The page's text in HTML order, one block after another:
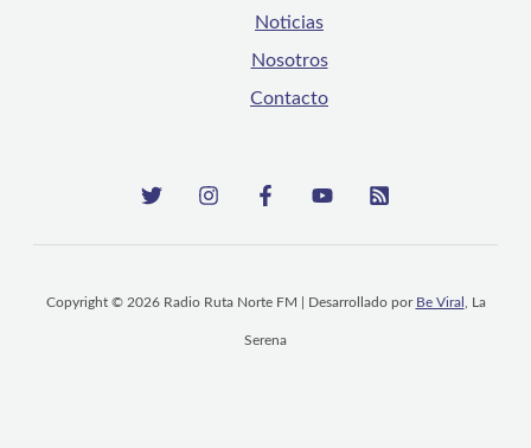
Noticias
Nosotros
Contacto
Copyright © 2026 Radio Ruta Norte FM | Desarrollado por Be Viral , La
Serena